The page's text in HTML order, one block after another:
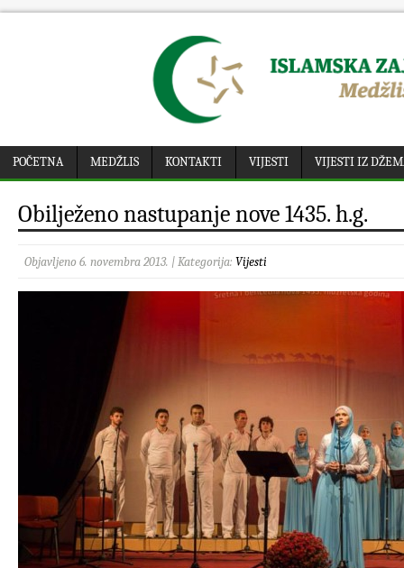
POČETNA MEDŽLIS KONTAKTI VIJESTI VIJESTI IZ
Obilježeno nastupanje nove 1435. h.g.
Objavljeno 6. novembra 2013. | Kategorija: Vijesti